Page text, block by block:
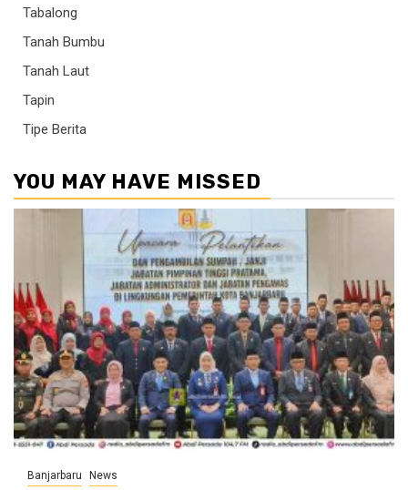
Tabalong
Tanah Bumbu
Tanah Laut
Tapin
Tipe Berita
YOU MAY HAVE MISSED
Banjarbaru News